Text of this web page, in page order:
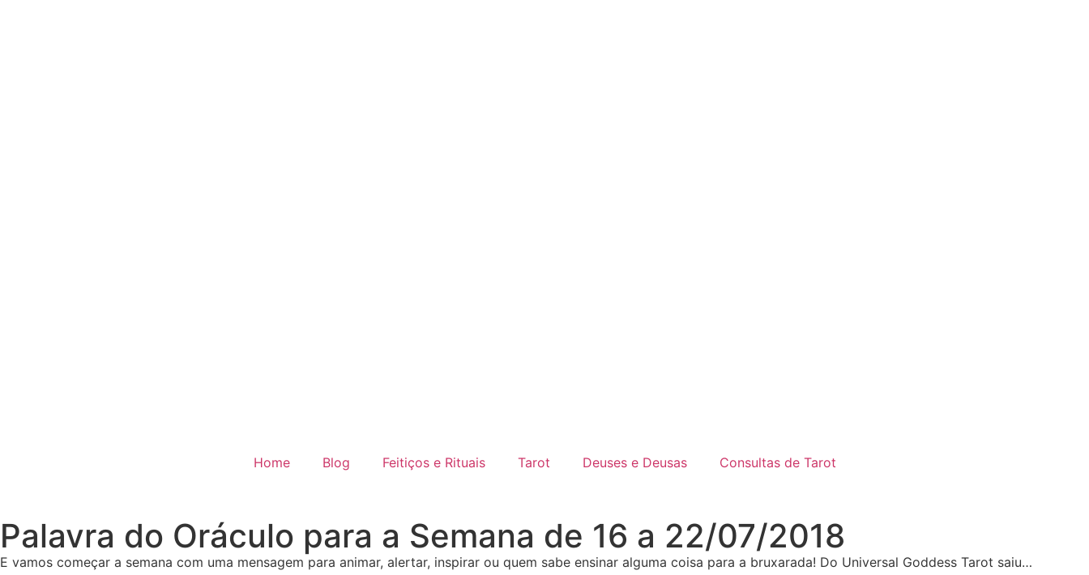
Home Blog Feitiços e Rituais Tarot Deuses e Deusas Consultas de Tarot
Palavra do Oráculo para a Semana de 16 a 22/07/2018
E vamos começar a semana com uma mensagem para animar, alertar, inspirar ou quem sabe ensinar alguma coisa para a bruxarada! Do Universal Goddess Tarot saiu…